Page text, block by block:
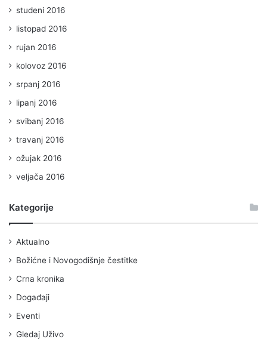
studeni 2016
listopad 2016
rujan 2016
kolovoz 2016
srpanj 2016
lipanj 2016
svibanj 2016
travanj 2016
ožujak 2016
veljača 2016
Kategorije
Aktualno
Božićne i Novogodišnje čestitke
Crna kronika
Događaji
Eventi
Gledaj Uživo